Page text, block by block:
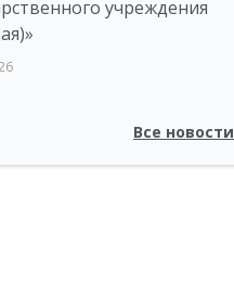
учреждения
Все новости